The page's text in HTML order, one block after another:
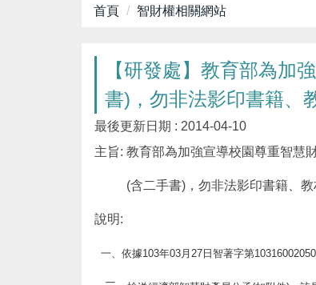
首頁 智財權相關網站
【研發處】教育部為加
書)，勿非法影印書籍、
最後更新日期 : 2014-04-10
主旨: 教育部為加強宣導校園尊重智慧
(含二手書)，勿非法影印書籍、教
說明:
一、 依據103年03月27日智著字第10316002050